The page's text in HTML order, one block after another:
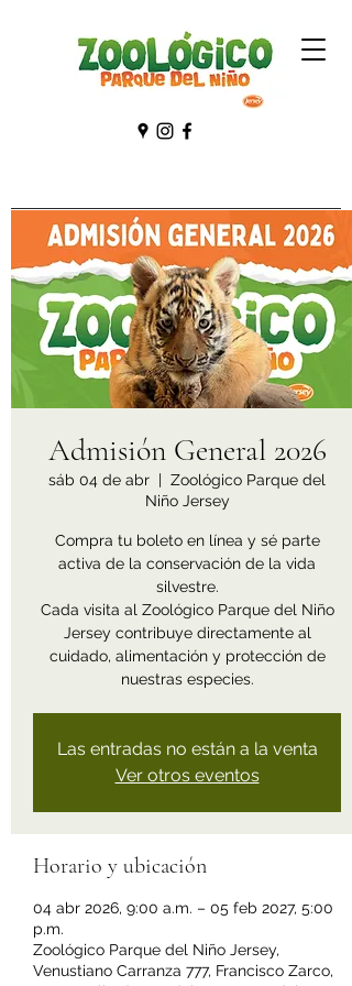
Admisión General 2026
sáb 04 de abr
  |
Zoológico Parque del
Niño Jersey
Compra tu boleto en línea y sé parte
activa de la conservación de la vida
silvestre.
Cada visita al Zoológico Parque del Niño
Jersey contribuye directamente al
cuidado, alimentación y protección de
nuestras especies.
Las entradas no están a la venta
Ver otros eventos
Horario y ubicación
04 abr 2026, 9:00 a.m. – 05 feb 2027, 5:00
p.m.
Zoológico Parque del Niño Jersey,
Venustiano Carranza 777, Francisco Zarco,